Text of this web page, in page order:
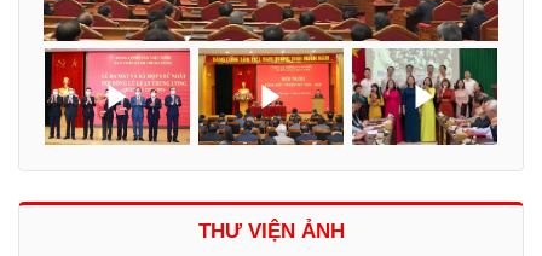
THƯ VIỆN ẢNH